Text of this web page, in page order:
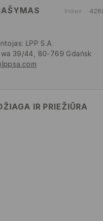
Index
: LPP S.A.
39/44, 80-769 Gdańsk
IR PRIEŽIŪRA